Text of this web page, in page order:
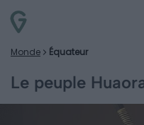
Monde Équateur
Le peuple